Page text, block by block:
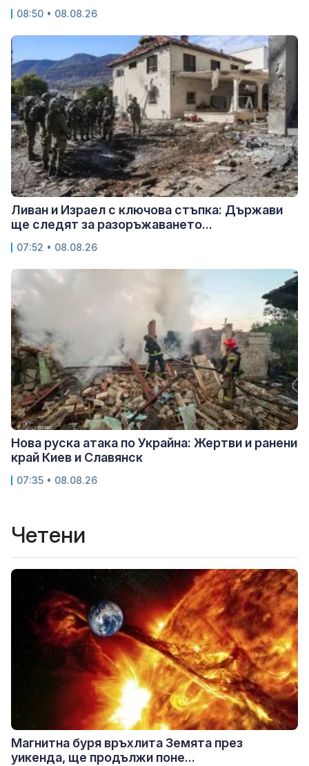
08:50 • 08.08.26
Ливан и Израел с ключова стъпка: Държави
ще следят за разоръжаването...
07:52 • 08.08.26
Нова руска атака по Украйна: Жертви и ранени
край Киев и Славянск
07:35 • 08.08.26
Четени
Магнитна буря връхлита Земята през
уикенда, ще продължи поне...